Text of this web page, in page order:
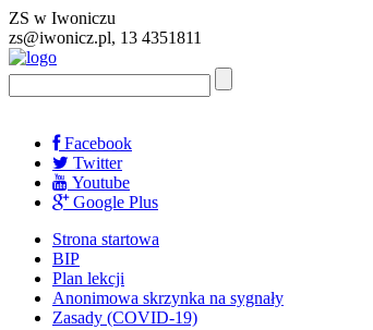
ZS w Iwoniczu
zs@iwonicz.pl, 13 4351811
Facebook
Twitter
Youtube
Google Plus
Strona startowa
BIP
Plan lekcji
Anonimowa skrzynka na sygnały
Zasady (COVID-19)